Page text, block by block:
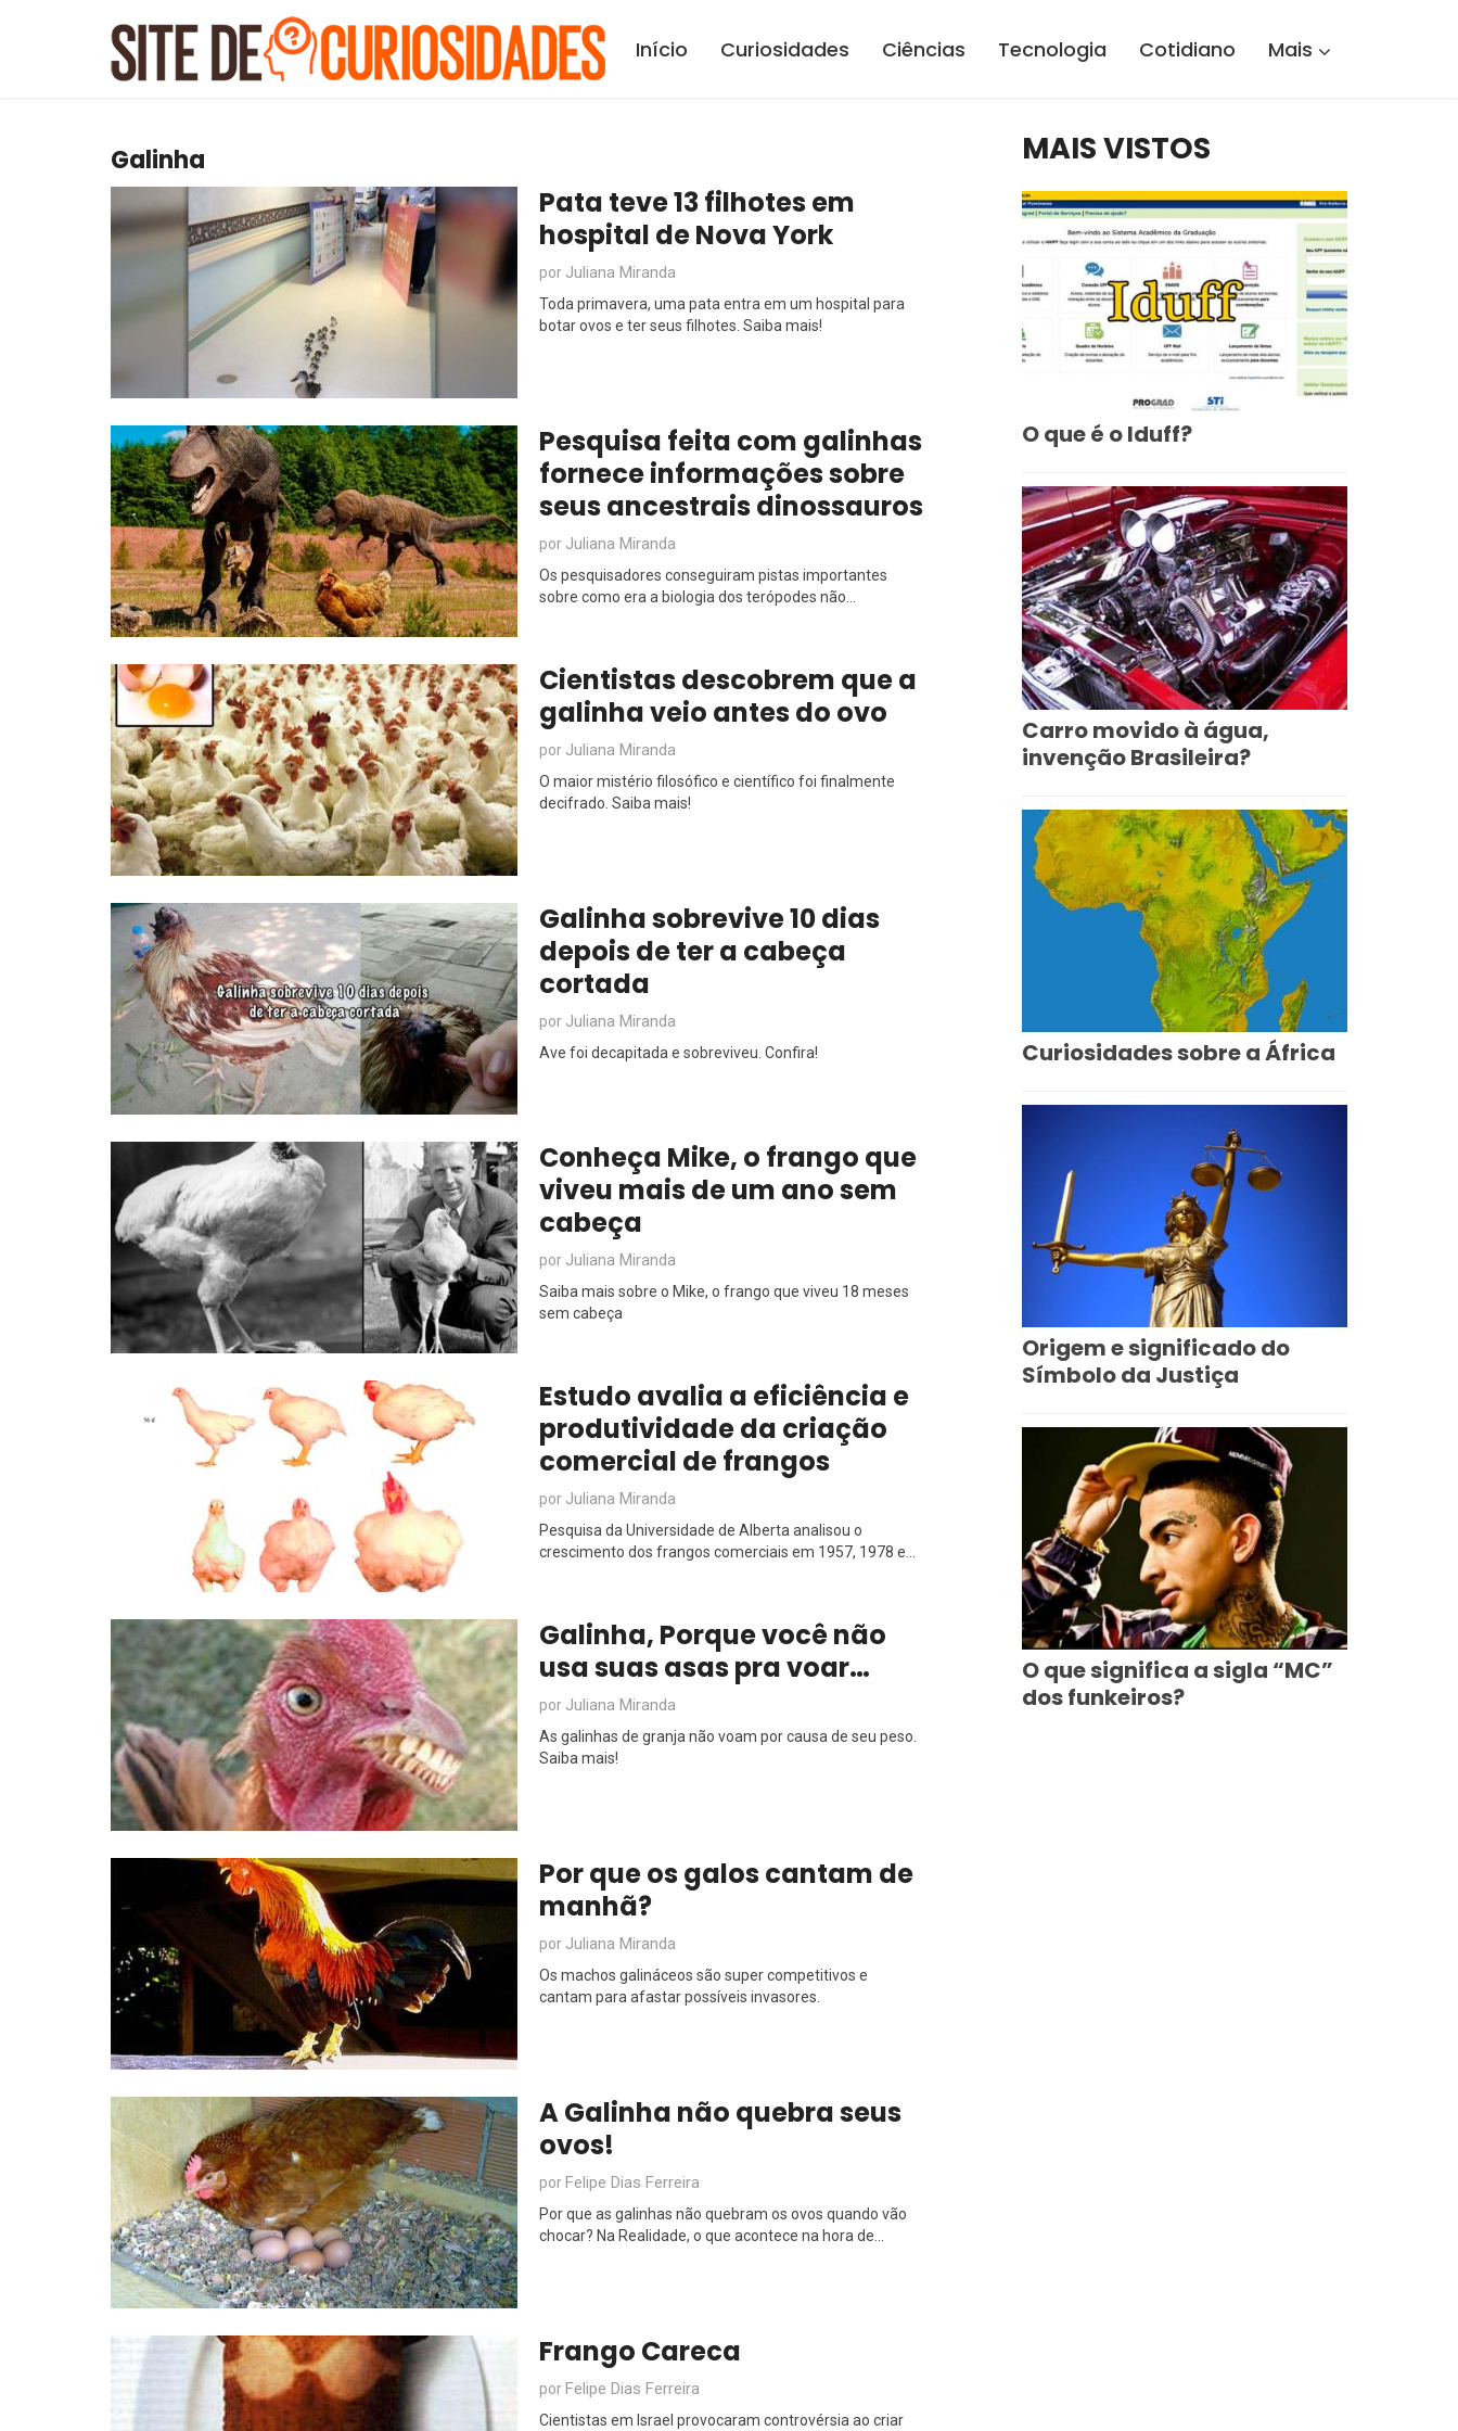
Início Curiosidades Ciências Tecnologia Cotidiano Mais
Galinha
Pata teve 13 filhotes em
hospital de Nova York
por Juliana Miranda
Toda primavera, uma pata entra em um hospital para
botar ovos e ter seus filhotes. Saiba mais!
Pesquisa feita com galinhas
fornece informações sobre
seus ancestrais dinossauros
por Juliana Miranda
Os pesquisadores conseguiram pistas importantes
sobre como era a biologia dos terópodes não...
Cientistas descobrem que a
galinha veio antes do ovo
por Juliana Miranda
O maior mistério filosófico e científico foi finalmente
decifrado. Saiba mais!
Galinha sobrevive 10 dias
depois de ter a cabeça
cortada
por Juliana Miranda
Ave foi decapitada e sobreviveu. Confira!
Conheça Mike, o frango que
viveu mais de um ano sem
cabeça
por Juliana Miranda
Saiba mais sobre o Mike, o frango que viveu 18 meses
sem cabeça
Estudo avalia a eficiência e
produtividade da criação
comercial de frangos
por Juliana Miranda
Pesquisa da Universidade de Alberta analisou o
crescimento dos frangos comerciais em 1957, 1978 e...
Galinha, Porque você não
usa suas asas pra voar…
por Juliana Miranda
As galinhas de granja não voam por causa de seu peso.
Saiba mais!
Por que os galos cantam de
manhã?
por Juliana Miranda
Os machos galináceos são super competitivos e
cantam para afastar possíveis invasores.
A Galinha não quebra seus
ovos!
porFelipe Dias Ferreira
Por que as galinhas não quebram os ovos quando vão
chocar? Na Realidade, o que acontece na hora de...
Frango Careca
porFelipe Dias Ferreira
Cientistas em Israel provocaram controvérsia ao criar
MAIS VISTOS
O que é o Iduff?
Carro movido à água,
invenção Brasileira?
Curiosidades sobre a África
Origem e significado do
Símbolo da Justiça
O que significa a sigla “MC”
dos funkeiros?